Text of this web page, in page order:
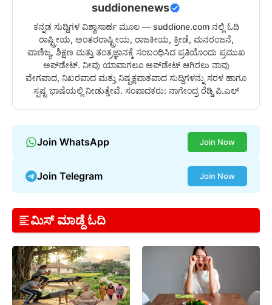
suddionenews
ಕನ್ನಡ ಸುದ್ದಿಗಳ ವಿಶ್ವಾಸಾರ್ಹ ಮೂಲ — suddione.com ನಲ್ಲಿ ಓದಿ
ರಾಷ್ಟ್ರೀಯ, ಅಂತರರಾಷ್ಟ್ರೀಯ, ರಾಜಕೀಯ, ಕ್ರೀಡೆ, ಮನರಂಜನೆ,
ವಾಣಿಜ್ಯ, ಶಿಕ್ಷಣ ಮತ್ತು ತಂತ್ರಜ್ಞಾನಕ್ಕೆ ಸಂಬಂಧಿಸಿದ ಪ್ರತಿಯೊಂದು ಪ್ರಮುಖ
ಅಪ್‌ಡೇಟ್. ನೀವು ಯಾವಾಗಲೂ ಅಪ್‌ಡೇಟ್ ಆಗಿರಲು ನಾವು
ವೇಗವಾದ, ನಿಖರವಾದ ಮತ್ತು ನಿಷ್ಪಕ್ಷಪಾತವಾದ ಸುದ್ದಿಗಳನ್ನು ಸರಳ ಹಾಗೂ
ಸ್ಪಷ್ಟ ಭಾಷೆಯಲ್ಲಿ ನೀಡುತ್ತೇವೆ. ಸಂಪಾದಕರು: ನಾಗೇಂದ್ರ ರೆಡ್ಡಿ ಪಿ.ಎಲ್
Join WhatsApp Join Now
Join Telegram Join Now
ಮಿಸ್ ಮಾಡ್ದೆ ಓದಿ